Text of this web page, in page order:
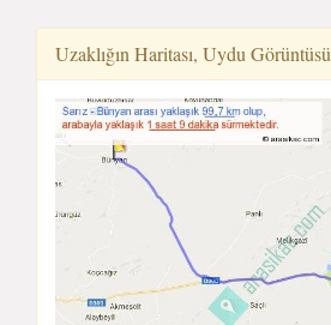
Uzaklığın Haritası, Uydu Görüntüsü